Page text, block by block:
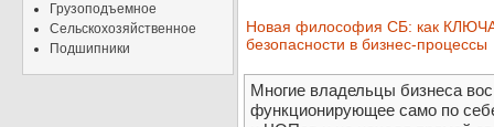
Грузоподъемное
Сельскохозяйственное
Подшипники
Новая философия СБ: как
безопасности в бизнес-процессы
Многие владельцы бизнеса
функционирующее само по